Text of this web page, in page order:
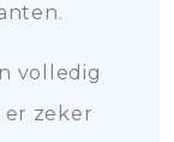
volledig
zeker